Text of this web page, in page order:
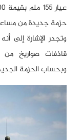
حزمة جديدة من
قاذفات صواريخ من
وبحساب الحزمة